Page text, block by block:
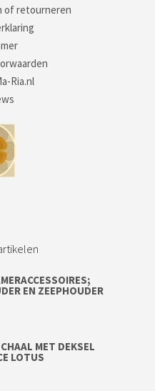
of retourneren
Ria.nl
EN ZEEPHOUDER
MET DEKSEL
LOTUS